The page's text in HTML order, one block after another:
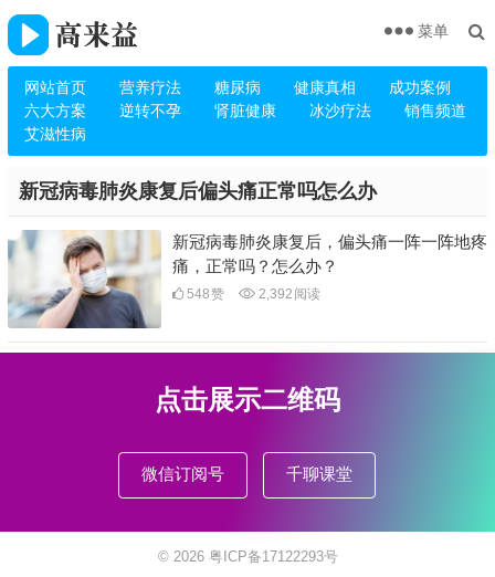
网站首页 营养疗法 糖尿病 健康真相
成功案例
六大方案
逆转不孕 肾脏健康 冰沙疗法
销售频道
艾滋性病
菜单
新冠病毒肺炎康复后偏头痛正常吗怎么办
新冠病毒肺炎康复后，偏头痛一阵一阵地疼
痛，正常吗？怎么办？
548赞 2,392 阅读
点击展示二维码
微信订阅号 千聊课堂
© 2026 粤ICP备17122293号